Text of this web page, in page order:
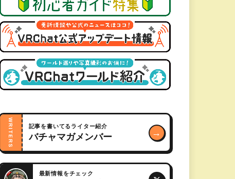
WRITERS 記事を書いてるライター紹介
バチャマガメンバー →
最新情報をチェック